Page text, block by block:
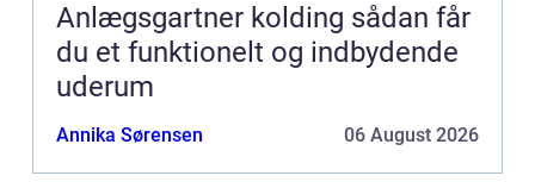
Anlægsgartner kolding sådan får
du et funktionelt og indbydende
uderum
Annika Sørensen 06 August 2026